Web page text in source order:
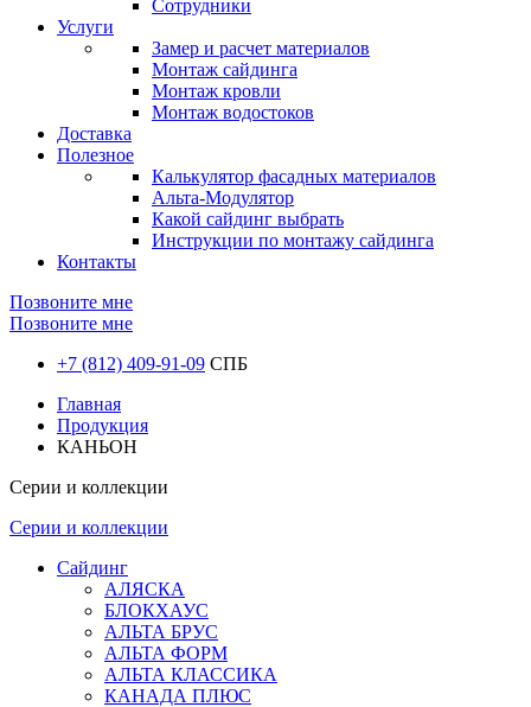
Сотрудники
Услуги
Замер и расчет материалов
Монтаж сайдинга
Монтаж кровли
Монтаж водостоков
Доставка
Полезное
Калькулятор фасадных материалов
Альта-Модулятор
Какой сайдинг выбрать
Инструкции по монтажу сайдинга
Контакты
Позвоните мне
Позвоните мне
+7 (812) 409-91-09 СПБ
Главная
Продукция
КАНЬОН
Серии и коллекции
Серии и коллекции
Сайдинг
АЛЯСКА
БЛОКХАУС
АЛЬТА БРУС
АЛЬТА ФОРМ
АЛЬТА КЛАССИКА
КАНАДА ПЛЮС